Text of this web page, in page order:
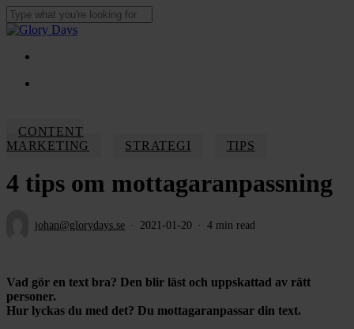
Skip
to
content
Close
Menu
CONTENT
MARKETING
STRATEGI TIPS
4 tips om mottagaranpassning
johan@glorydays.se 2021-01-20 4 min read
Vad gör en text bra? Den blir läst och uppskattad av rätt
personer.
Hur lyckas du med det? Du mottagaranpassar din text.